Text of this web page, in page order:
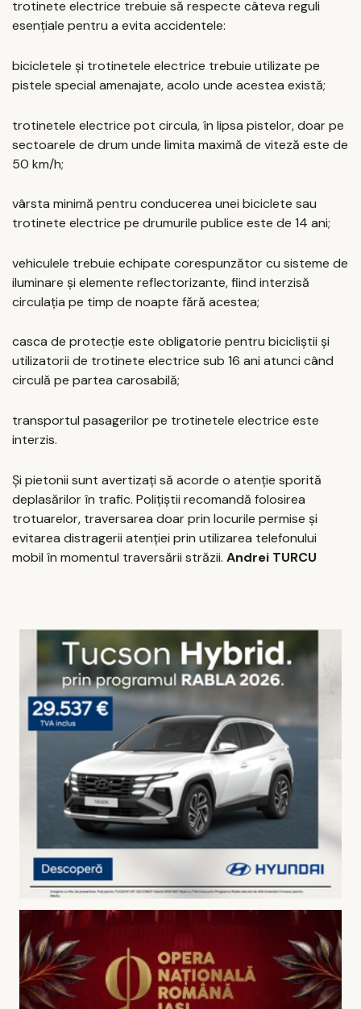
trotinete electrice trebuie să respecte câteva reguli
esențiale pentru a evita accidentele:
bicicletele și trotinetele electrice trebuie utilizate pe
pistele special amenajate, acolo unde acestea există;
trotinetele electrice pot circula, în lipsa pistelor, doar pe
sectoarele de drum unde limita maximă de viteză este de
50 km/h;
vârsta minimă pentru conducerea unei biciclete sau
trotinete electrice pe drumurile publice este de 14 ani;
vehiculele trebuie echipate corespunzător cu sisteme de
iluminare și elemente reflectorizante, fiind interzisă
circulația pe timp de noapte fără acestea;
casca de protecție este obligatorie pentru bicicliștii și
utilizatorii de trotinete electrice sub 16 ani atunci când
circulă pe partea carosabilă;
transportul pasagerilor pe trotinetele electrice este
interzis.
Și pietonii sunt avertizați să acorde o atenție sporită
deplasărilor în trafic. Polițiștii recomandă folosirea
trotuarelor, traversarea doar prin locurile permise și
evitarea distragerii atenției prin utilizarea telefonului
mobil în momentul traversării străzii. Andrei TURCU